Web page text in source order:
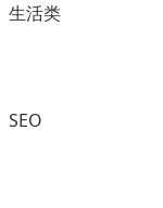
生活类
SEO